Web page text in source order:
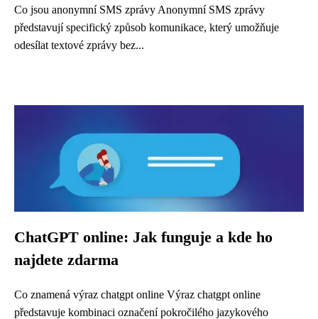
Co jsou anonymní SMS zprávy Anonymní SMS zprávy
představují specifický způsob komunikace, který umožňuje
odesílat textové zprávy bez...
ChatGPT online: Jak funguje a kde ho
najdete zdarma
Co znamená výraz chatgpt online Výraz chatgpt online
představuje kombinaci označení pokročilého jazykového